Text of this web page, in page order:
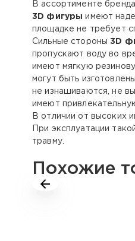
В ассортименте бренда
3D фигуры
имеют
площадке не требует
Сильные стороны3D
пропускают воду во
имеют мягкую
могут быть
не изнашиваются, не
имеют
В отличии от высоких
При эксплуатации
травму.
Похожие